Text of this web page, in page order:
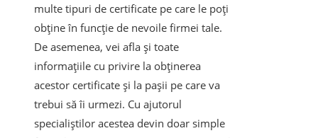
multe tipuri de certificate pe care le poți
obține în funcție de nevoile firmei tale.
De asemenea, vei afla și toate
informațiile cu privire la obținerea
acestor certificate și la pașii pe care va
trebui să îi urmezi. Cu ajutorul
specialiștilor acestea devin doar simple